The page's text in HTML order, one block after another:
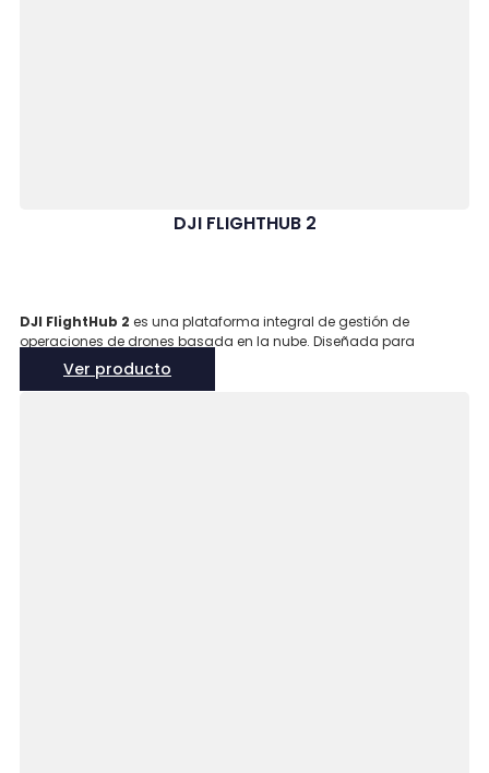
DJI FLIGHTHUB 2
DJI FlightHub 2 es una plataforma integral de gestión de
operaciones de drones basada en la nube. Diseñada para
proporcionar un conocimiento situacional completo y en tiempo
real, FlightHub 2 simplifica y optimiza todas tus misiones de
Ver producto